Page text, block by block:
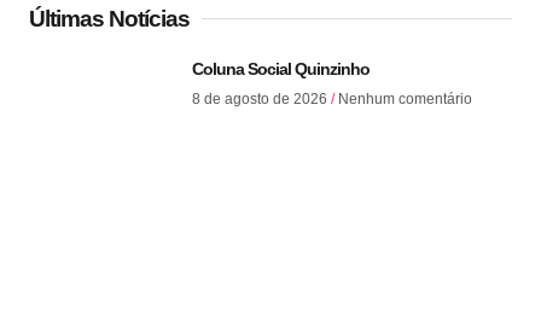
Últimas Notícias
Coluna Social Quinzinho
8 de agosto de 2026 Nenhum comentário